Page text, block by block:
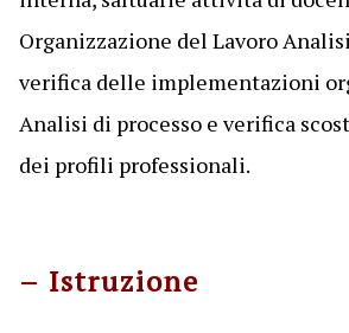
Organizzazione del Lavoro
verifica delle implementazioni
Analisi di processo e verifica
dei profili professionali.
– Istruzione